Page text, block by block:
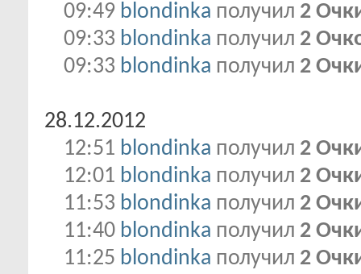
09:49 blondinka получил 2
09:33 blondinka получил 2
09:33 blondinka получил 2
28.12.2012
12:51 blondinka получил 2
12:01 blondinka получил 2
11:53 blondinka получил 2
11:40 blondinka получил 2
11:25 blondinka получил 2